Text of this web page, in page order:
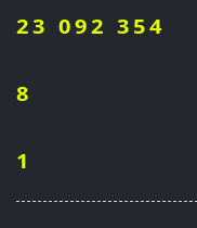
23 092 354
8
1